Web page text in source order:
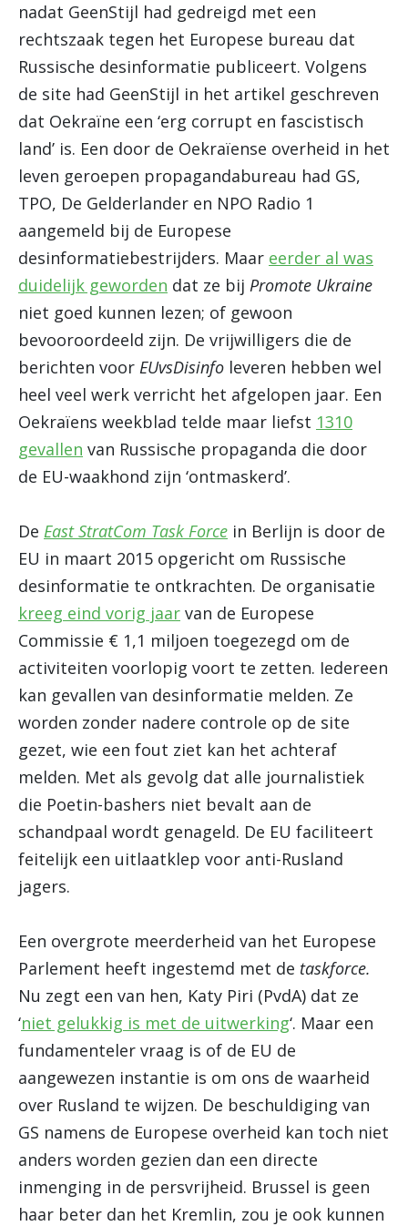
nadat GeenStijl had gedreigd met een
rechtszaak tegen het Europese bureau dat
Russische desinformatie publiceert. Volgens
de site had GeenStijl in het artikel geschreven
dat Oekraïne een ‘erg corrupt en fascistisch
land’ is. Een door de Oekraïense overheid in het
leven geroepen propagandabureau had GS,
TPO, De Gelderlander en NPO Radio 1
aangemeld bij de Europese
desinformatiebestrijders. Maar eerder al was
duidelijk geworden dat ze bij Promote Ukraine
niet goed kunnen lezen; of gewoon
bevooroordeeld zijn. De vrijwilligers die de
berichten voor EUvsDisinfo leveren hebben wel
heel veel werk verricht het afgelopen jaar. Een
Oekraïens weekblad telde maar liefst 1310
gevallen van Russische propaganda die door
de EU-waakhond zijn ‘ontmaskerd’.
De East StratCom Task Force in Berlijn is door de
EU in maart 2015 opgericht om Russische
desinformatie te ontkrachten. De organisatie
kreeg eind vorig jaar van de Europese
Commissie € 1,1 miljoen toegezegd om de
activiteiten voorlopig voort te zetten. Iedereen
kan gevallen van desinformatie melden. Ze
worden zonder nadere controle op de site
gezet, wie een fout ziet kan het achteraf
melden. Met als gevolg dat alle journalistiek
die Poetin-bashers niet bevalt aan de
schandpaal wordt genageld. De EU faciliteert
feitelijk een uitlaatklep voor anti-Rusland
jagers.
Een overgrote meerderheid van het Europese
Parlement heeft ingestemd met de taskforce.
Nu zegt een van hen, Katy Piri (PvdA) dat ze
‘niet gelukkig is met de uitwerking‘. Maar een
fundamenteler vraag is of de EU de
aangewezen instantie is om ons de waarheid
over Rusland te wijzen. De beschuldiging van
GS namens de Europese overheid kan toch niet
anders worden gezien dan een directe
inmenging in de persvrijheid. Brussel is geen
haar beter dan het Kremlin, zou je ook kunnen